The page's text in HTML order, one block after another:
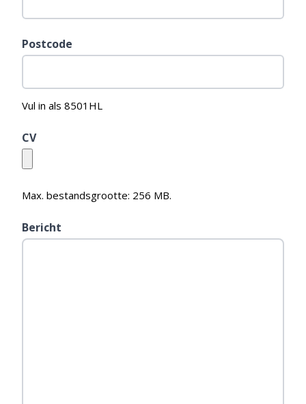
Postcode
Vul in als 8501HL
CV
Max. bestandsgrootte: 256 MB.
Bericht